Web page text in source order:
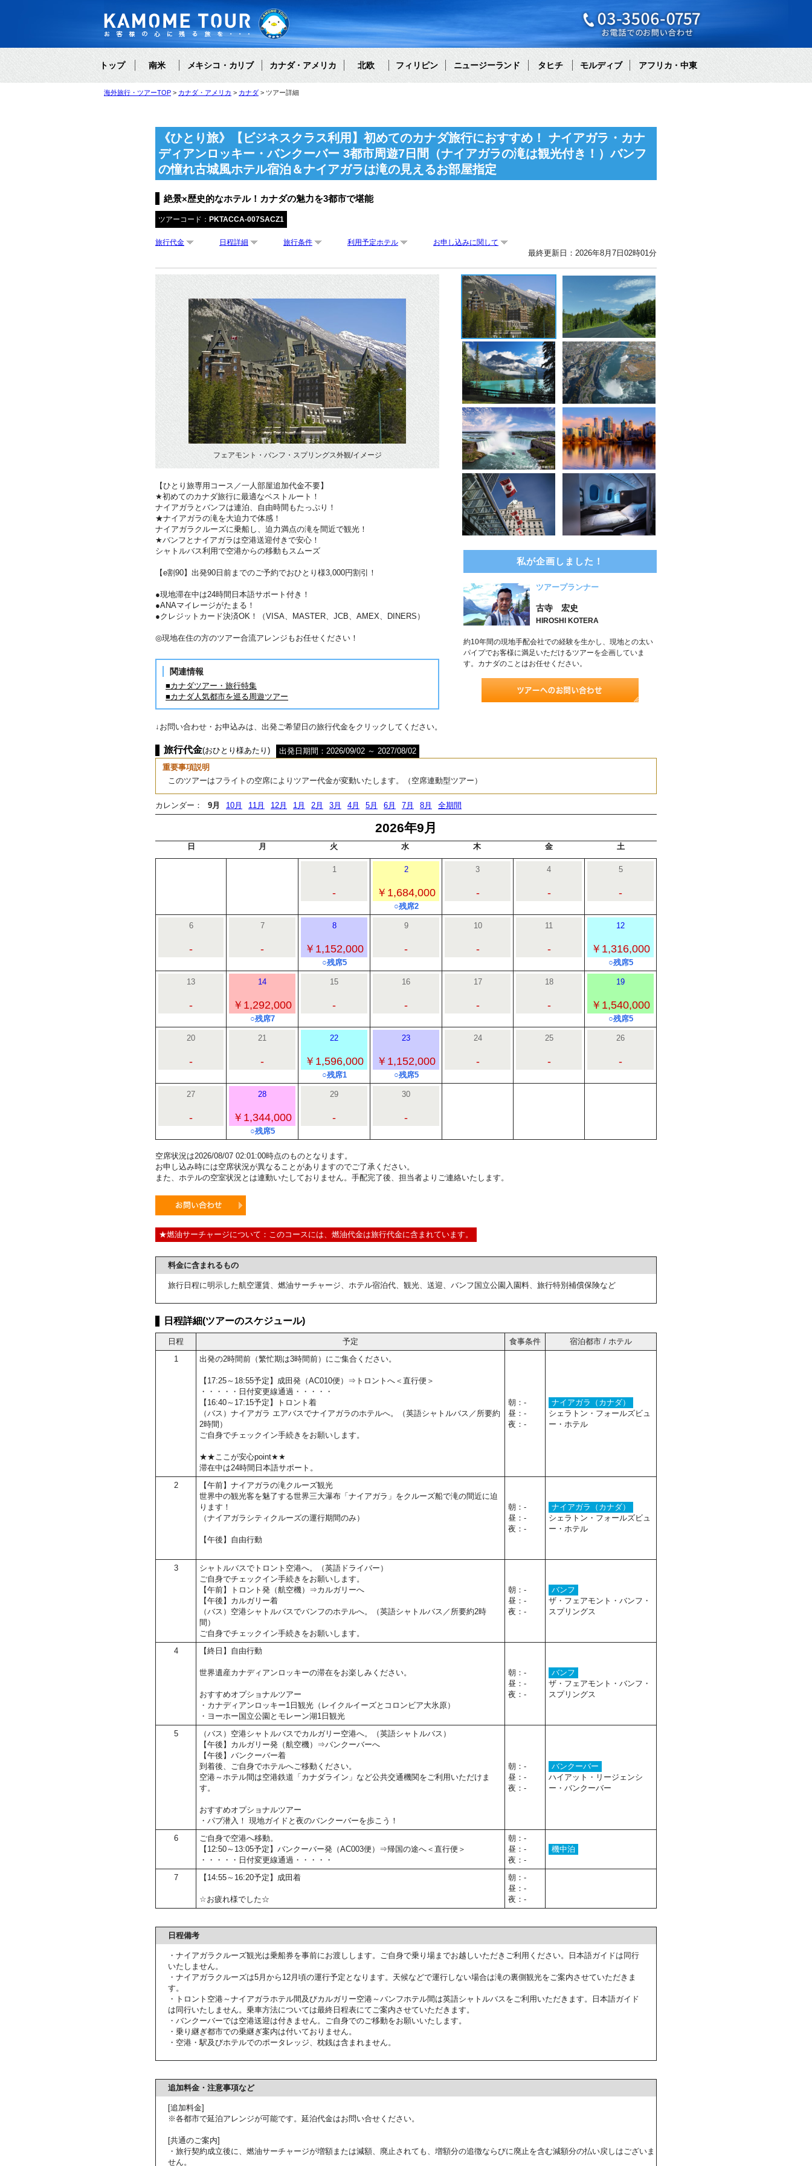
トップ 南米 メキシコ・カリブ カナダ・アメリカ 北欧 フィリピン ニュージーランド タヒチ モルディブ アフリカ・中東
海外旅行・ツアーTOP カナダ・アメリカ カナダ ツアー詳細
《ひとり旅》【ビジネスクラス利用】初めてのカナダ旅行におすすめ！ ナイアガラ・カナ
ディアンロッキー・バンクーバー 3都市周遊7日間（ナイアガラの滝は観光付き！）バンフ
の憧れ古城風ホテル宿泊＆ナイアガラは滝の見えるお部屋指定
絶景×歴史的なホテル！カナダの魅力を3都市で堪能
ツアーコード： PKTACCA-007SACZ1
旅行代金 日程詳細 旅行条件 利用予定ホテル お申し込みに関して
最終更新日：2026年8月7日02時01分
フェアモント・バンフ・スプリングス外観/イメージ
【ひとり旅専用コース／一人部屋追加代金不要】
★初めてのカナダ旅行に最適なベストルート！
ナイアガラとバンフは連泊、自由時間もたっぷり！
★ナイアガラの滝を大迫力で体感！
ナイアガラクルーズに乗船し、迫力満点の滝を間近で観光！
★バンフとナイアガラは空港送迎付きで安心！
シャトルバス利用で空港からの移動もスムーズ
【e割90】出発90日前までのご予約でおひとり様3,000円割引！
●現地滞在中は24時間日本語サポート付き！
●ANAマイレージがたまる！
●クレジットカード決済OK！（VISA、MASTER、JCB、AMEX、DINERS）
◎現地在住の方のツアー合流アレンジもお任せください！
関連情報
■カナダツアー・旅行特集
■カナダ人気都市を巡る周遊ツアー
私が企画しました！
ツアープランナー
古寺 宏史
HIROSHI KOTERA
約10年間の現地手配会社での経験を生かし、現地との太い
パイプでお客様に満足いただけるツアーを企画していま
す。カナダのことはお任せください。
↓お問い合わせ・お申込みは、出発ご希望日の旅行代金をクリックしてください。
旅行代金(おひとり様あたり)
出発日期間：2026/09/02 ～ 2027/08/02
重要事項説明
このツアーはフライトの空席によりツアー代金が変動いたします。（空席連動型ツアー）
カレンダー： 9月 10月 11月 12月 1月 2月 3月 4月 5月 6月 7月 8月 全期間
2026年9月
日 月 火 水 木 金 土
1
-
2
￥1,684,000
○残席2
3
-
4
-
5
-
6
-
7
-
8
￥1,152,000
○残席5
9
-
10
-
11
-
12
￥1,316,000
○残席5
13
-
14
￥1,292,000
○残席7
15
-
16
-
17
-
18
-
19
￥1,540,000
○残席5
20
-
21
-
22
￥1,596,000
○残席1
23
￥1,152,000
○残席5
24
-
25
-
26
-
27
-
28
￥1,344,000
○残席5
29
-
30
-
空席状況は2026/08/07 02:01:00時点のものとなります。
お申し込み時には空席状況が異なることがありますのでご了承ください。
また、ホテルの空室状況とは連動いたしておりません。手配完了後、担当者よりご連絡いたします。
★燃油サーチャージについて：このコースには、燃油代金は旅行代金に含まれています。
料金に含まれるもの
旅行日程に明示した航空運賃、燃油サーチャージ、ホテル宿泊代、観光、送迎、バンフ国立公園入園料、旅行特別補償保険など
日程詳細(ツアーのスケジュール)
日程 予定 食事条件
宿泊都市 / ホテル
1
出発の2時間前（繁忙期は3時間前）にご集合ください。
【17:25～18:55予定】成田発（AC010便）⇒トロントへ＜直行便＞
・・・・・日付変更線通過・・・・・
【16:40～17:15予定】トロント着
（バス）ナイアガラ エアバスでナイアガラのホテルへ。（英語シャトルバス／所要約
2時間）
ご自身でチェックイン手続きをお願いします。
★★ここが安心point★★
滞在中は24時間日本語サポート。
朝：-
昼：-
夜：-
ナイアガラ（カナダ）
シェラトン・フォールズビュ
ー・ホテル
2
【午前】ナイアガラの滝クルーズ観光
世界中の観光客を魅了する世界三大瀑布「ナイアガラ」をクルーズ船で滝の間近に迫
ります！
（ナイアガラシティクルーズの運行期間のみ）
【午後】自由行動
朝：-
昼：-
夜：-
ナイアガラ（カナダ）
シェラトン・フォールズビュ
ー・ホテル
3
シャトルバスでトロント空港へ。（英語ドライバー）
ご自身でチェックイン手続きをお願いします。
【午前】トロント発（航空機）⇒カルガリーへ
【午後】カルガリー着
（バス）空港シャトルバスでバンフのホテルへ。（英語シャトルバス／所要約2時
間）
ご自身でチェックイン手続きをお願いします。
朝：-
昼：-
夜：-
バンフ
ザ・フェアモント・バンフ・
スプリングス
4 【終日】自由行動
世界遺産カナディアンロッキーの滞在をお楽しみください。
おすすめオプショナルツアー
・カナディアンロッキー1日観光（レイクルイーズとコロンビア大氷原）
・ヨーホー国立公園とモレーン湖1日観光
朝：-
昼：-
夜：-
バンフ
ザ・フェアモント・バンフ・
スプリングス
5
（バス）空港シャトルバスでカルガリー空港へ。（英語シャトルバス）
【午後】カルガリー発（航空機）⇒バンクーバーへ
【午後】バンクーバー着
到着後、ご自身でホテルへご移動ください。
空港～ホテル間は空港鉄道「カナダライン」など公共交通機関をご利用いただけま
す。
おすすめオプショナルツアー
・パブ潜入！ 現地ガイドと夜のバンクーバーを歩こう！
朝：-
昼：-
夜：-
バンクーバー
ハイアット・リージェンシ
ー・バンクーバー
6
ご自身で空港へ移動。
【12:50～13:05予定】バンクーバー発（AC003便）⇒帰国の途へ＜直行便＞
・・・・・日付変更線通過・・・・・
朝：-
昼：-
夜：-
機中泊
7 【14:55～16:20予定】成田着
☆お疲れ様でした☆
朝：-
昼：-
夜：-
日程備考
・ナイアガラクルーズ観光は乗船券を事前にお渡しします。ご自身で乗り場までお越しいただきご利用ください。日本語ガイドは同行
いたしません。
・ナイアガラクルーズは5月から12月頃の運行予定となります。天候などで運行しない場合は滝の裏側観光をご案内させていただきま
す。
・トロント空港～ナイアガラホテル間及びカルガリー空港～バンフホテル間は英語シャトルバスをご利用いただきます。日本語ガイド
は同行いたしません。乗車方法については最終日程表にてご案内させていただきます。
・バンクーバーでは空港送迎は付きません。ご自身でのご移動をお願いいたします。
・乗り継ぎ都市での乗継ぎ案内は付いておりません。
・空港・駅及びホテルでのポータレッジ、枕銭は含まれません。
追加料金・注意事項など
[追加料金]
※各都市で延泊アレンジが可能です。延泊代金はお問い合せください。
[共通のご案内]
・旅行契約成立後に、燃油サーチャージが増額または減額、廃止されても、増額分の追徴ならびに廃止を含む減額分の払い戻しはございま
せん。